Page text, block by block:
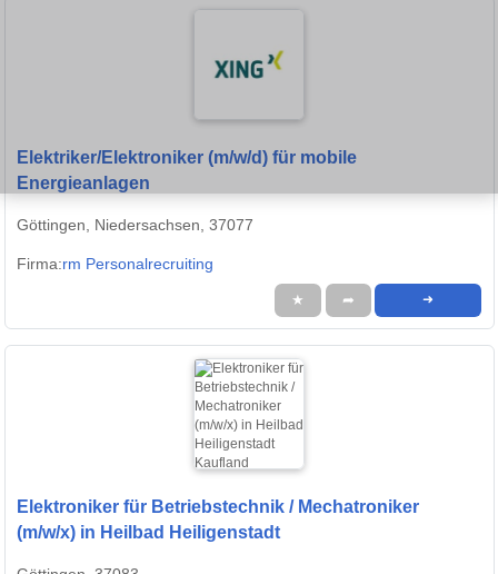
Elektriker/Elektroniker (m/w/d) für mobile
Energieanlagen
Göttingen, Niedersachsen, 37077
Firma:rm Personalrecruiting
★ ➦ ➜
Elektroniker für Betriebstechnik / Mechatroniker
(m/w/x) in Heilbad Heiligenstadt